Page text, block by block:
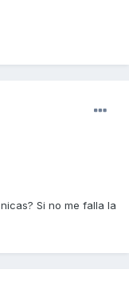
Si no me falla la